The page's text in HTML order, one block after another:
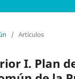
/ Artículos
I. Plan